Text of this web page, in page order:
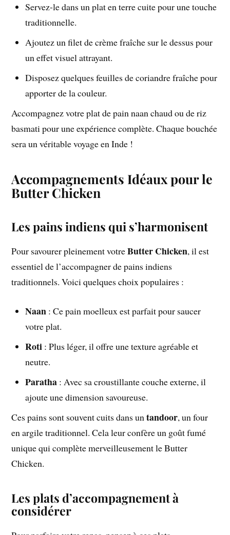
Servez-le dans un plat en terre cuite pour une touche
traditionnelle.
Ajoutez un filet de crème fraîche sur le dessus pour
un effet visuel attrayant.
Disposez quelques feuilles de coriandre fraîche pour
apporter de la couleur.
Accompagnez votre plat de pain naan chaud ou de riz
basmati pour une expérience complète. Chaque bouchée
sera un véritable voyage en Inde !
Accompagnements Idéaux pour le
Butter Chicken
Les pains indiens qui s’harmonisent
Pour savourer pleinement votreButter Chicken, il est
essentiel de l’accompagner de pains indiens
traditionnels. Voici quelques choix populaires :
Naan : Ce pain moelleux est parfait pour saucer
votre plat.
Roti : Plus léger, il offre une texture agréable et
neutre.
Paratha : Avec sa croustillante couche externe, il
ajoute une dimension savoureuse.
Ces pains sont souvent cuits dans untandoor, un four
en argile traditionnel. Cela leur confère un goût fumé
unique qui complète merveilleusement le Butter
Chicken.
Les plats d’accompagnement à
considérer